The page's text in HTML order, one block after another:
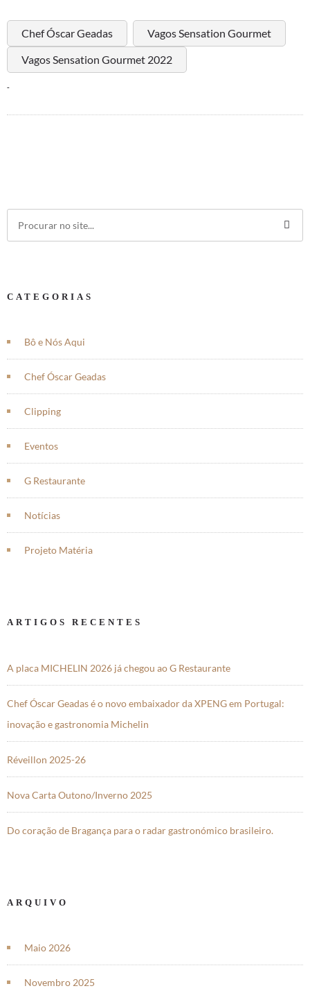
Chef Óscar Geadas
Vagos Sensation Gourmet
Vagos Sensation Gourmet 2022
-
CATEGORIAS
Bô e Nós Aqui
Chef Óscar Geadas
Clipping
Eventos
G Restaurante
Notícias
Projeto Matéria
ARTIGOS RECENTES
A placa MICHELIN 2026 já chegou ao G Restaurante
Chef Óscar Geadas é o novo embaixador da XPENG em Portugal:
inovação e gastronomia Michelin
Réveillon 2025-26
Nova Carta Outono/Inverno 2025
Do coração de Bragança para o radar gastronómico brasileiro.
ARQUIVO
Maio 2026
Novembro 2025